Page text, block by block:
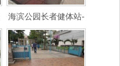
海滨公园长者健体站-